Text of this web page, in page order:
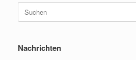
Suchen
nach:
Nachrichten